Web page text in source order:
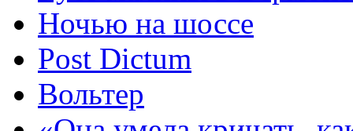
Ночью на шоссе
Post Dictum
Вольтер